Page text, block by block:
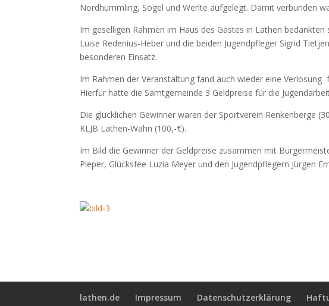
Nordhümmling, Sögel und Werlte aufgelegt. Damit verbunden
Im geselligen Rahmen im Haus des Gastes in Lathen
Luise Redenius-Heber und die beiden Jugendpfleger Sigrid
besonderen Einsatz.
Im Rahmen der Veranstaltung fand auch wieder eine
Hierfür hatte die Samtgemeinde 3 Geldpreise für die
Die glücklichen Gewinner waren der Sportverein Renkenberge
KLJB Lathen-Wahn (100,-€).
Im Bild die Gewinner der Geldpreise zusammen mit
Pieper, Glücksfee Luzia Meyer und den Jugendpflegern Jürgen
lathen.de Impressum Datenschutzerklärung